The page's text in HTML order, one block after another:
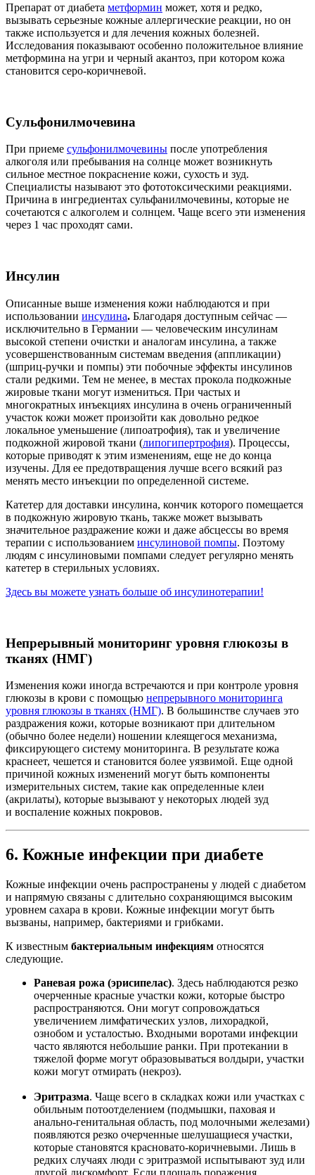
Препарат от диабета метформин может, хотя и редко,
вызывать серьезные кожные аллергические реакции, но он
также используется и для лечения кожных болезней.
Исследования показывают особенно положительное влияние
метформина на угри и черный акантоз, при котором кожа
становится серо-коричневой.
Сульфонилмочевина
При приеме сульфонилмочевины после употребления
алкоголя или пребывания на солнце может возникнуть
сильное местное покраснение кожи, сухость и зуд.
Специалисты называют это фототоксическими реакциями.
Причина в ингредиентах сульфанилмочевины, которые не
сочетаются с алкоголем и солнцем. Чаще всего эти изменения
через 1 час проходят сами.
Инсулин
Описанные выше изменения кожи наблюдаются и при
использовании инсулина. Благодаря доступным сейчас —
исключительно в Германии — человеческим инсулинам
высокой степени очистки и аналогам инсулина, а также
усовершенствованным системам введения (аппликации)
(шприц-ручки и помпы) эти побочные эффекты инсулинов
стали редкими. Тем не менее, в местах прокола подкожные
жировые ткани могут измениться. При частых и
многократных инъекциях инсулина в очень ограниченный
участок кожи может произойти как довольно редкое
локальное уменьшение (липоатрофия), так и увеличение
подкожной жировой ткани (липогипертрофия). Процессы,
которые приводят к этим изменениям, еще не до конца
изучены. Для ее предотвращения лучше всего всякий раз
менять место инъекции по определенной системе.
Катетер для доставки инсулина, кончик которого помещается
в подкожную жировую ткань, также может вызывать
значительное раздражение кожи и даже абсцессы во время
терапии с использованием инсулиновой помпы. Поэтому
людям с инсулиновыми помпами следует регулярно менять
катетер в стерильных условиях.
Здесь вы можете узнать больше об инсулинотерапии!
Непрерывный мониторинг уровня глюкозы в
тканях (НМГ)
Изменения кожи иногда встречаются и при контроле уровня
глюкозы в крови с помощью непрерывного мониторинга
уровня глюкозы в тканях (НМГ). В большинстве случаев это
раздражения кожи, которые возникают при длительном
(обычно более недели) ношении клеящегося механизма,
фиксирующего систему мониторинга. В результате кожа
краснеет, чешется и становится более уязвимой. Еще одной
причиной кожных изменений могут быть компоненты
измерительных систем, такие как определенные клеи
(акрилаты), которые вызывают у некоторых людей зуд
и воспаление кожных покровов.
6. Кожные инфекции при диабете
Кожные инфекции очень распространены у людей с диабетом
и напрямую связаны с длительно сохраняющимся высоким
уровнем сахара в крови. Кожные инфекции могут быть
вызваны, например, бактериями и грибками.
К известным бактериальным инфекциям относятся
следующие.
Раневая рожа (эрисипелас). Здесь наблюдаются резко
очерченные красные участки кожи, которые быстро
распространяются. Они могут сопровождаться
увеличением лимфатических узлов, лихорадкой,
ознобом и усталостью. Входными воротами инфекции
часто являются небольшие ранки. При протекании в
тяжелой форме могут образовываться волдыри, участки
кожи могут отмирать (некроз).
Эритразма. Чаще всего в складках кожи или участках с
обильным потоотделением (подмышки, паховая и
анально-генитальная область, под молочными железами)
появляются резко очерченные шелушащиеся участки,
которые становятся красновато-коричневыми. Лишь в
редких случаях люди с эритразмой испытывают зуд или
другой дискомфорт. Если площадь поражения